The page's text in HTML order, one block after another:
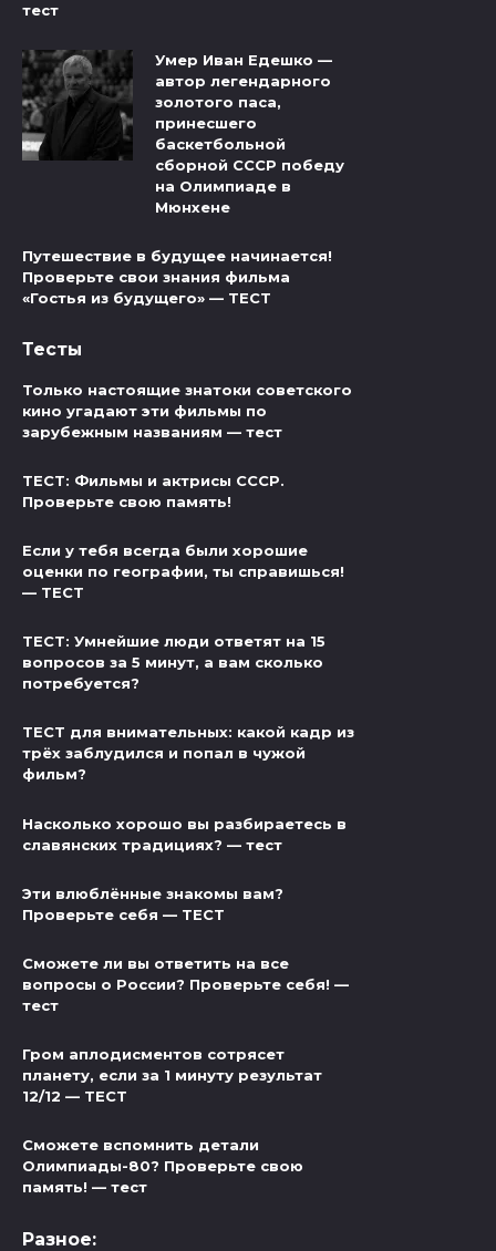
тест
Умер Иван Едешко —
автор легендарного
золотого паса,
принесшего
баскетбольной
сборной СССР победу
на Олимпиаде в
Мюнхене
Путешествие в будущее начинается!
Проверьте свои знания фильма
«Гостья из будущего» — ТЕСТ
Тесты
Только настоящие знатоки советского
кино угадают эти фильмы по
зарубежным названиям — тест
ТЕСТ: Фильмы и актрисы СССР.
Проверьте свою память!
Если у тебя всегда были хорошие
оценки по географии, ты справишься!
— ТЕСТ
ТЕСТ: Умнейшие люди ответят на 15
вопросов за 5 минут, а вам сколько
потребуется?
ТЕСТ для внимательных: какой кадр из
трёх заблудился и попал в чужой
фильм?
Насколько хорошо вы разбираетесь в
славянских традициях? — тест
Эти влюблённые знакомы вам?
Проверьте себя — ТЕСТ
Сможете ли вы ответить на все
вопросы о России? Проверьте себя! —
тест
Гром аплодисментов сотрясет
планету, если за 1 минуту результат
12/12 — ТЕСТ
Сможете вспомнить детали
Олимпиады-80? Проверьте свою
память! — тест
Разное: